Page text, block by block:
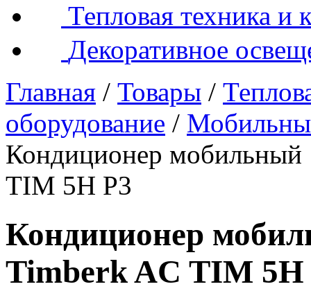
Тепловая техника и
Декоративное
Главная / Товары /
оборудование /
Кондиционер
TIM 5H P3
Кондиционер
Timberk AC TIM 5H